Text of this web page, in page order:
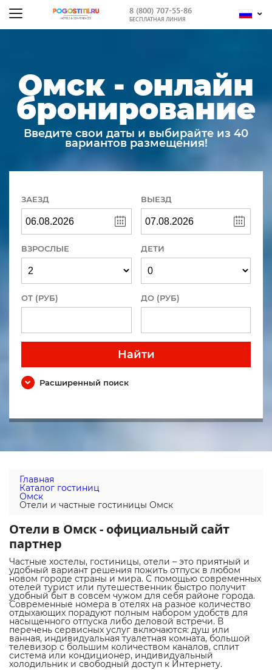
8 (800) 707-55-86
БЕСПЛАТНАЯ ЛИНИЯ
Омск - онлайн
бронирование
Введите свои даты и выбирайте из 40
вариантов размещения!
ЗАЕЗД ВЫЕЗД
ВЗРОСЛЫЕ ДЕТИ
ОТ (РУБ) ДО (РУБ)
Найти
Расширенный поиск
Главная
Каталог гостиниц
Омск
Отели и частные гостиницы Омск
Отели в Омск - официальный сайт
партнер
Частные хостелы, гостиницы, отели – это приятный и
удобный вариант решения пожить отпуск в любом
новом городе страны и мира. С помощью современных
отелей турист или путешественник быстро получит
удобный быт в совсем чужом для себя районе города.
Современные номера в отелях на разное количество
отдыхающих порадуют полным набором удобств для
насыщенного отпуска либо деловой встречи. В
перечень сервисных услуг включаются: душ или
ванная, индивидуальная туалетная комната, большой
телевизор с большим количеством каналов, сплит
система или кондиционер, индивидуальный
холодильник и свободный доступ к Интернету.